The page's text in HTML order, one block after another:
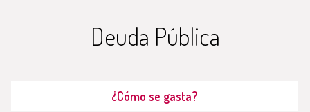
Deuda Pública
¿Cómo se gasta?